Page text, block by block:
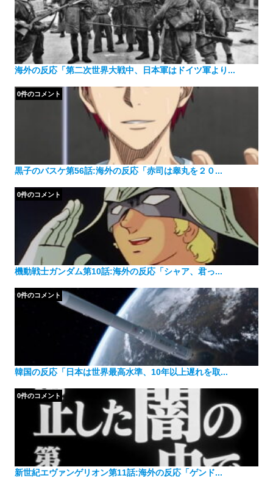
海外の反応「第二次世界大戦中、日本軍はドイツ軍より...
黒子のバスケ第56話:海外の反応「赤司は睾丸を２０...
0件のコメント
機動戦士ガンダム第10話:海外の反応「シャア、君っ...
0件のコメント
韓国の反応「日本は世界最高水準、10年以上遅れを取...
0件のコメント
新世紀エヴァンゲリオン第11話:海外の反応「ゲンド...
0件のコメント